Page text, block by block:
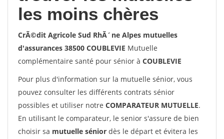
les moins chères
CrÃ©dit Agricole Sud RhÃ´ne Alpes mutuelles
d'assurances 38500 COUBLEVIE Mutuelle
complémentaire santé pour sénior à COUBLEVIE
Pour plus d'information sur la mutuelle sénior, vous
pouvez consulter les différents contrats sénior
possibles et utiliser notre COMPARATEUR MUTUELLE.
En utilisant le comparateur, le senior s'assure de bien
choisir sa mutuelle sénior dès le départ et évitera les